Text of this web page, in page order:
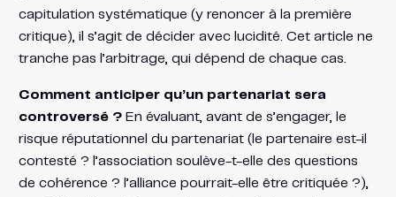
capitulation systématique (y renoncer à la première
critique), il s’agit de décider avec lucidité. Cet article ne
tranche pas l’arbitrage, qui dépend de chaque cas.
Comment anticiper qu’un partenariat sera
controversé ?En évaluant, avant de s’engager, le
risque réputationnel du partenariat (le partenaire est-il
contesté ? l’association soulève-t-elle des questions
de cohérence ? l’alliance pourrait-elle être critiquée ?),